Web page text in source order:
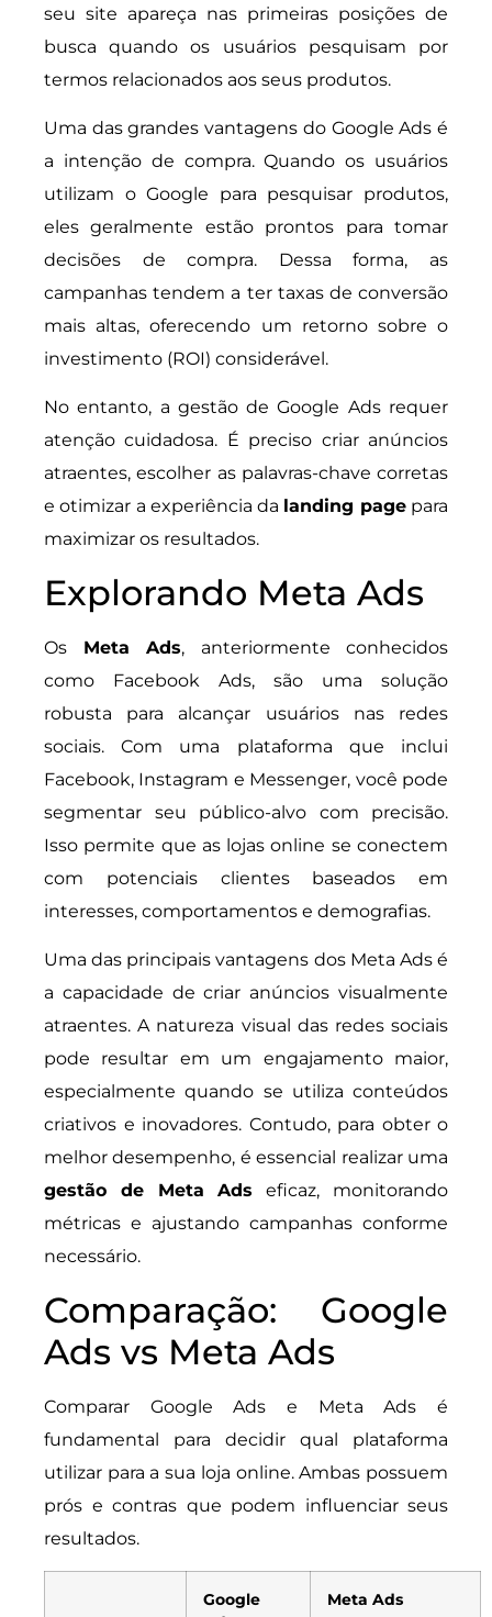
seu site apareça nas primeiras posições de
busca quando os usuários pesquisam por
termos relacionados aos seus produtos.
Uma das grandes vantagens do Google Ads é
a intenção de compra. Quando os usuários
utilizam o Google para pesquisar produtos,
eles geralmente estão prontos para tomar
decisões de compra. Dessa forma, as
campanhas tendem a ter taxas de conversão
mais altas, oferecendo um retorno sobre o
investimento (ROI) considerável.
No entanto, a gestão de Google Ads requer
atenção cuidadosa. É preciso criar anúncios
atraentes, escolher as palavras-chave corretas
e otimizar a experiência da landing pagepara
maximizar os resultados.
Explorando Meta Ads
Os Meta Ads, anteriormente conhecidos
como Facebook Ads, são uma solução
robusta para alcançar usuários nas redes
sociais. Com uma plataforma que inclui
Facebook, Instagram e Messenger, você pode
segmentar seu público-alvo com precisão.
Isso permite que as lojas online se conectem
com potenciais clientes baseados em
interesses, comportamentos e demografias.
Uma das principais vantagens dos Meta Ads é
a capacidade de criar anúncios visualmente
atraentes. A natureza visual das redes sociais
pode resultar em um engajamento maior,
especialmente quando se utiliza conteúdos
criativos e inovadores. Contudo, para obter o
melhor desempenho, é essencial realizar uma
gestão de Meta Ads eficaz, monitorando
métricas e ajustando campanhas conforme
necessário.
Comparação: Google
Ads vs Meta Ads
Comparar Google Ads e Meta Ads é
fundamental para decidir qual plataforma
utilizar para a sua loja online. Ambas possuem
prós e contras que podem influenciar seus
resultados.
Google
Meta Ads